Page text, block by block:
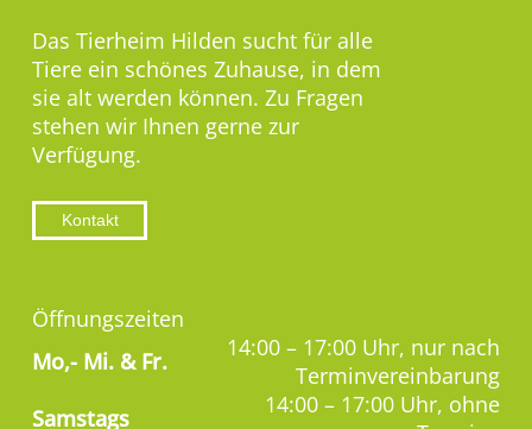
Das Tierheim Hilden sucht für alle
Tiere ein schönes Zuhause, in dem
sie alt werden können. Zu Fragen
stehen wir Ihnen gerne zur
Verfügung.
Kontakt
Öffnungszeiten
Mo,- Mi. & Fr.
14:00 – 17:00 Uhr, nur nach
Terminvereinbarung
Samstags
14:00 – 17:00 Uhr, ohne